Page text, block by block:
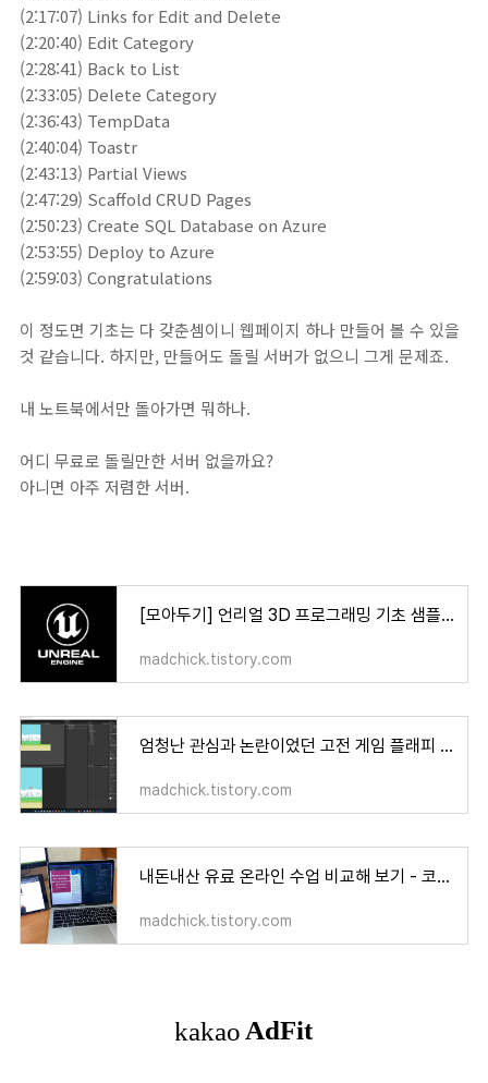
(2:17:07) Links for Edit and Delete
(2:20:40) Edit Category
(2:28:41) Back to List
(2:33:05) Delete Category
(2:36:43) TempData
(2:40:04) Toastr
(2:43:13) Partial Views
(2:47:29) Scaffold CRUD Pages
(2:50:23) Create SQL Database on Azure
(2:53:55) Deploy to Azure
(2:59:03) Congratulations
이 정도면 기초는 다 갖춘셈이니 웹페이지 하나 만들어 볼 수 있을
것 같습니다. 하지만, 만들어도 돌릴 서버가 없으니 그게 문제죠.
내 노트북에서만 돌아가면 뭐하나.
어디 무료로 돌릴만한 서버 없을까요?
아니면 아주 저렴한 서버.
[모아두기] 언리얼 3D 프로그래밍 기초 샘플 - Unreal Programming
madchick.tistory.com
엄청난 관심과 논란이었던 고전 게임 플래피 버드, 유니티로 클론 만들어 보기
madchick.tistory.com
내돈내산 유료 온라인 수업 비교해 보기 - 코딩, 취미, 취업, 업무 비대면 교육
madchick.tistory.com